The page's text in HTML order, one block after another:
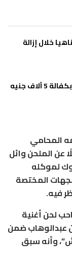
خلال إزالة
جنيه
المحامي
عن الملحن وائل
لموكله
المختصة
فيه.
لحن أغنية
عبدالوهاب ضمن
“لازم أعيش”، وأنه سبق